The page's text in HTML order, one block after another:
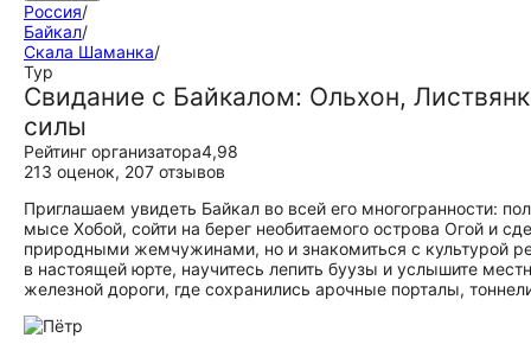
Россия/
Байкал/
Скала Шаманка/
Тур
Свидание с Байкалом: Ольхон,
силы
Рейтинг организатора4,98
213 оценок, 207 отзывов
Приглашаем увидеть Байкал во всей его многогранности:
мысе Хобой, сойти на берег необитаемого острова Огой и
природными жемчужинами, но и знакомиться с культурой
в настоящей юрте, научитесь лепить буузы и услышите
железной дороги, где сохранились арочные порталы,